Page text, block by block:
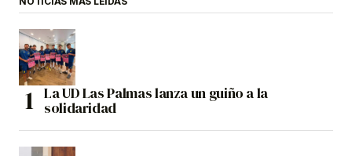
La UD Las Palmas lanza un guiño a la
solidaridad